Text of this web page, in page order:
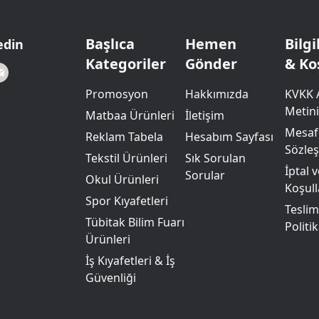
Wireless Masa Lambası
Başlıca
Kategoriler
Promosyon
Matbaa Ürünleri
Reklam Tabela
Tekstil Ürünleri
Okul Ürünleri
Spor Kıyafetleri
Tübitak Bilim Fuarı
Ürünleri
İş Kıyafetleri & İş
Güvenliği
Hemen
Gönder
Hakkımızda
İletişim
Hesabım Sayfası
Sık Sorulan
Sorular
&
KVKK
Metini
İptal